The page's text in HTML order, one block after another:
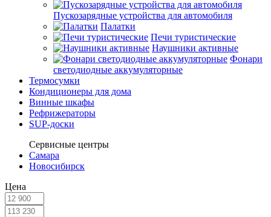
Пускозарядные устройства для автомобиля
Палатки
Печи туристические
Наушники активные
Фонари
светодиодные аккумуляторные
Термосумки
Кондиционеры для дома
Винные шкафы
Рефрижераторы
SUP-доски
Сервисные центры
Самара
Новосибирск
Цена